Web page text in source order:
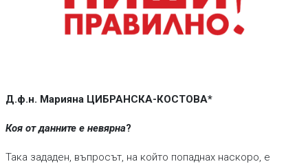
Д.ф.н. Марияна ЦИБРАНСКА-КОСТОВА*
Коя от данните е невярна?
Така зададен, въпросът, на който попаднах наскоро, е